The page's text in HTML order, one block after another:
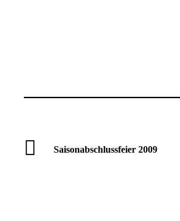
Saisonabschlussfeier 2009